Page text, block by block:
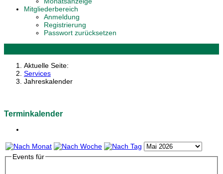
Mitgliederbereich
Anmeldung
Registrierung
Passwort zurücksetzen
Aktuelle Seite:
Services
Jahreskalender
Terminkalender
Events für